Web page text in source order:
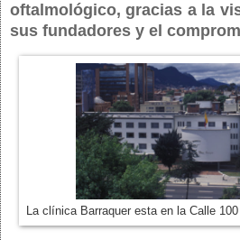
oftalmológico, gracias a la
sus fundadores y el
La clínica Barraquer esta en la Calle